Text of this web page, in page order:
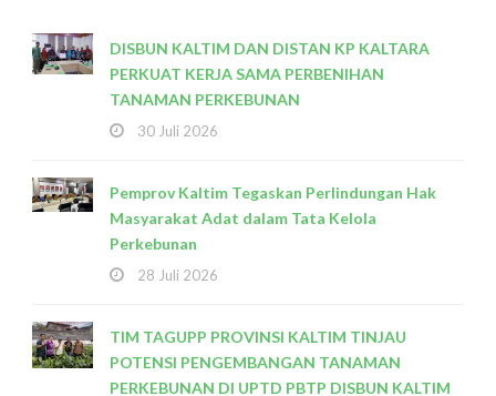
DISBUN KALTIM DAN DISTAN KP KALTARA
PERKUAT KERJA SAMA PERBENIHAN
TANAMAN PERKEBUNAN
30 Juli 2026
Pemprov Kaltim Tegaskan Perlindungan Hak
Masyarakat Adat dalam Tata Kelola
Perkebunan
28 Juli 2026
TIM TAGUPP PROVINSI KALTIM TINJAU
POTENSI PENGEMBANGAN TANAMAN
PERKEBUNAN DI UPTD PBTP DISBUN KALTIM